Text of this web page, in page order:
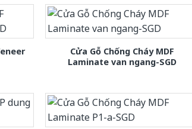
Cửa Gỗ Chống Cháy MDF
Laminate van ngang-SGD